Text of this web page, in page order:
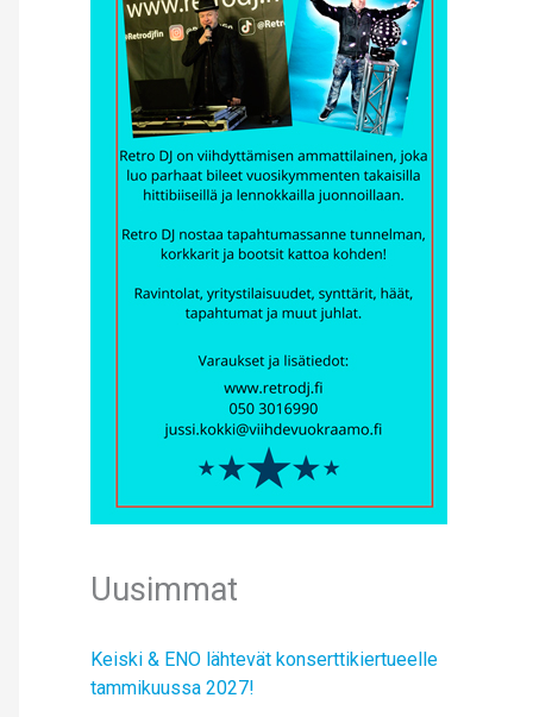
Uusimmat
Keiski & ENO lähtevät konserttikiertueelle
tammikuussa 2027!